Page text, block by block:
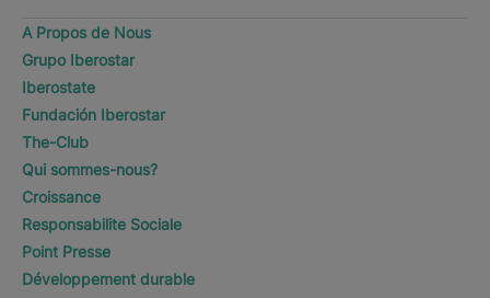
A Propos de Nous
Grupo Iberostar
Iberostate
Fundación Iberostar
The-Club
Qui sommes-nous?
Croissance
Responsabilite Sociale
Point Presse
Développement durable